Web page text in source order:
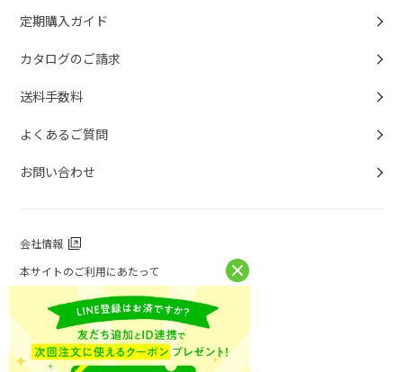
定期購入ガイド
カタログのご請求
送料手数料
よくあるご質問
お問い合わせ
会社情報
本サイトのご利用にあたって
個人情報保護方針
個人情報取扱について
特定商取引法に基づく表記